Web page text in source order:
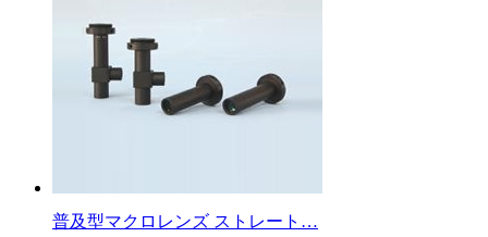
普及型マクロレンズ ストレート…